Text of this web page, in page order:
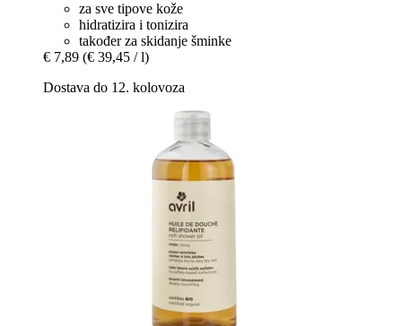
za sve tipove kože
hidratizira i tonizira
također za skidanje šminke
€ 7,89 (€ 39,45 / l)
Dostava do 12. kolovoza